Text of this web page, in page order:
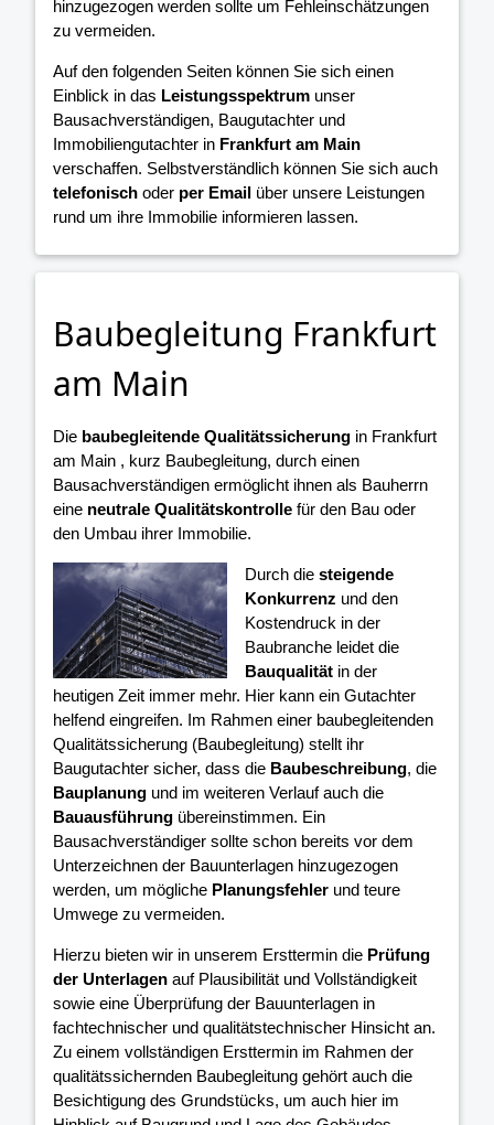
hinzugezogen werden sollte um Fehleinschätzungen
zu vermeiden.
Auf den folgenden Seiten können Sie sich einen
Einblick in das Leistungsspektrum unser
Bausachverständigen, Baugutachter und
Immobiliengutachter in Frankfurt am Main
verschaffen. Selbstverständlich können Sie sich auch
telefonisch oder per Email über unsere Leistungen
rund um ihre Immobilie informieren lassen.
Baubegleitung Frankfurt
am Main
Die baubegleitende Qualitätssicherung in Frankfurt
am Main , kurz Baubegleitung, durch einen
Bausachverständigen ermöglicht ihnen als Bauherrn
eine neutrale Qualitätskontrolle für den Bau oder
den Umbau ihrer Immobilie.
Durch diesteigende
Konkurrenz und den
Kostendruck in der
Baubranche leidet die
Bauqualität in der
heutigen Zeit immer mehr. Hier kann ein Gutachter
helfend eingreifen. Im Rahmen einer baubegleitenden
Qualitätssicherung (Baubegleitung) stellt ihr
Baugutachter sicher, dass die Baubeschreibung, die
Bauplanung und im weiteren Verlauf auch die
Bauausführung übereinstimmen. Ein
Bausachverständiger sollte schon bereits vor dem
Unterzeichnen der Bauunterlagen hinzugezogen
werden, um mögliche Planungsfehler und teure
Umwege zu vermeiden.
Hierzu bieten wir in unserem Ersttermin die Prüfung
der Unterlagen auf Plausibilität und Vollständigkeit
sowie eine Überprüfung der Bauunterlagen in
fachtechnischer und qualitätstechnischer Hinsicht an.
Zu einem vollständigen Ersttermin im Rahmen der
qualitätssichernden Baubegleitung gehört auch die
Besichtigung des Grundstücks, um auch hier im